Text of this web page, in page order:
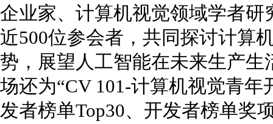
企业家、计算机视觉领域学者
近500位参会者，共同探讨计算
势，展望人工智能在未来生产
场还为“CV 101-计算机视觉青
发者榜单Top30、开发者榜单奖